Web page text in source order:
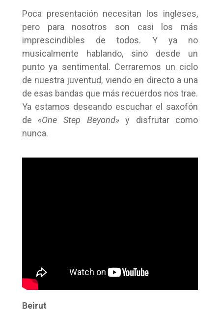
Poca presentación necesitan los ingleses,
pero para nosotros son casi los más
imprescindibles de todos. Y ya no
musicalmente hablando, sino desde un
punto ya sentimental. Cerraremos un ciclo
de nuestra juventud, viendo en directo a una
de esas bandas que más recuerdos nos trae.
Ya estamos deseando escuchar el saxofón
de «One Step Beyond»y disfrutar como
nunca.
Beirut